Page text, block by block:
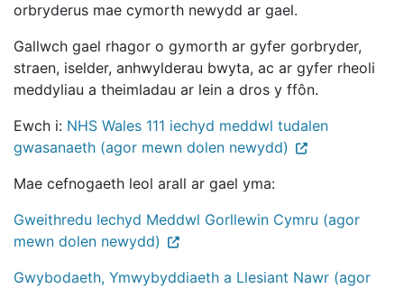
orbryderus mae cymorth newydd ar gael.
Gallwch gael rhagor o gymorth ar gyfer gorbryder,
straen, iselder, anhwylderau bwyta, ac ar gyfer rheoli
meddyliau a theimladau ar lein a dros y ffôn.
Ewch i: NHS Wales 111 iechyd meddwl tudalen
gwasanaeth (agor mewn dolen newydd)
Mae cefnogaeth leol arall ar gael yma:
Gweithredu Iechyd Meddwl Gorllewin Cymru (agor
mewn dolen newydd)
Gwybodaeth, Ymwybyddiaeth a Llesiant Nawr (agor